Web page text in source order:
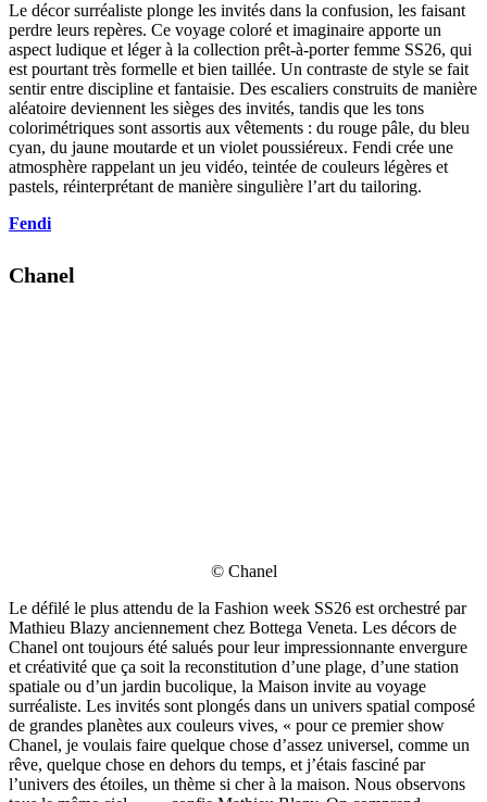
Le décor surréaliste plonge les invités dans la confusion, les faisant
perdre leurs repères. Ce voyage coloré et imaginaire apporte un
aspect ludique et léger à la collection prêt-à-porter femme SS26, qui
est pourtant très formelle et bien taillée. Un contraste de style se fait
sentir entre discipline et fantaisie. Des escaliers construits de manière
aléatoire deviennent les sièges des invités, tandis que les tons
colorimétriques sont assortis aux vêtements : du rouge pâle, du bleu
cyan, du jaune moutarde et un violet poussiéreux. Fendi crée une
atmosphère rappelant un jeu vidéo, teintée de couleurs légères et
pastels, réinterprétant de manière singulière l’art du tailoring.
Fendi
Chanel
© Chanel
Le défilé le plus attendu de la Fashion week SS26 est orchestré par
Mathieu Blazy anciennement chez Bottega Veneta. Les décors de
Chanel ont toujours été salués pour leur impressionnante envergure
et créativité que ça soit la reconstitution d’une plage, d’une station
spatiale ou d’un jardin bucolique, la Maison invite au voyage
surréaliste. Les invités sont plongés dans un univers spatial composé
de grandes planètes aux couleurs vives, « pour ce premier show
Chanel, je voulais faire quelque chose d’assez universel, comme un
rêve, quelque chose en dehors du temps, et j’étais fasciné par
l’univers des étoiles, un thème si cher à la maison. Nous observons